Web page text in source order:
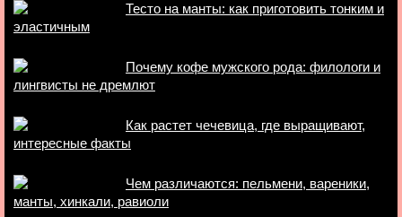
Тесто на манты: как приготовить тонким и
эластичным
Почему кофе мужского рода: филологи и
лингвисты не дремлют
Как растет чечевица, где выращивают,
интересные факты
Чем различаются: пельмени, вареники,
манты, хинкали, равиоли